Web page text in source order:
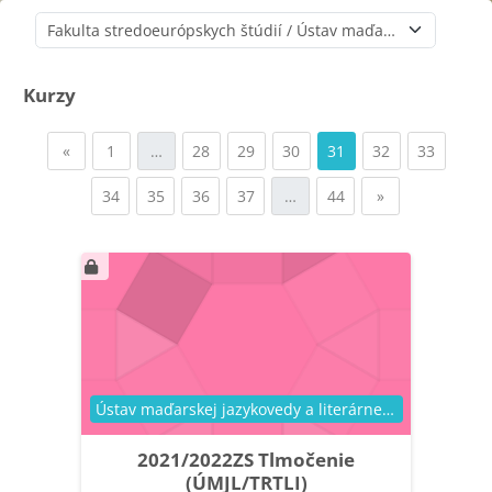
Kategórie kurzov
Kurzy
«Predchádzajúca stránka
1 … 28Strana 28
29Strana 29
30Strana 30
31 Strana 31
32 Strana 32
33
34Strana 34
35Strana 35
36Strana 36
37Strana 37
… 44Strana 44
»
2021/2022ZS Tlmočenie
(ÚMJL/TRTLI)
Kategória kurzu Ústav maďarskej jazykovedy a literárnej vedy